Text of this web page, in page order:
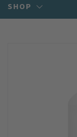
SHOP